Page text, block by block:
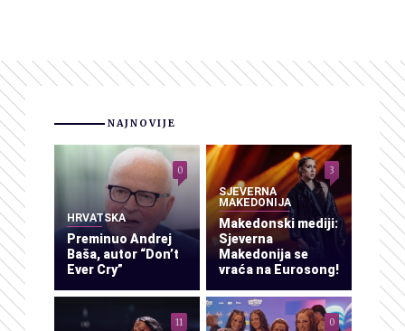
NAJNOVIJE
HRVATSKA
Preminuo Andrej
Baša, autor “Don’t
Ever Cry”
0
SJEVERNA
MAKEDONIJA
Makedonski mediji:
Sjeverna
Makedonija se
vraća na Eurosong!
3
11 0